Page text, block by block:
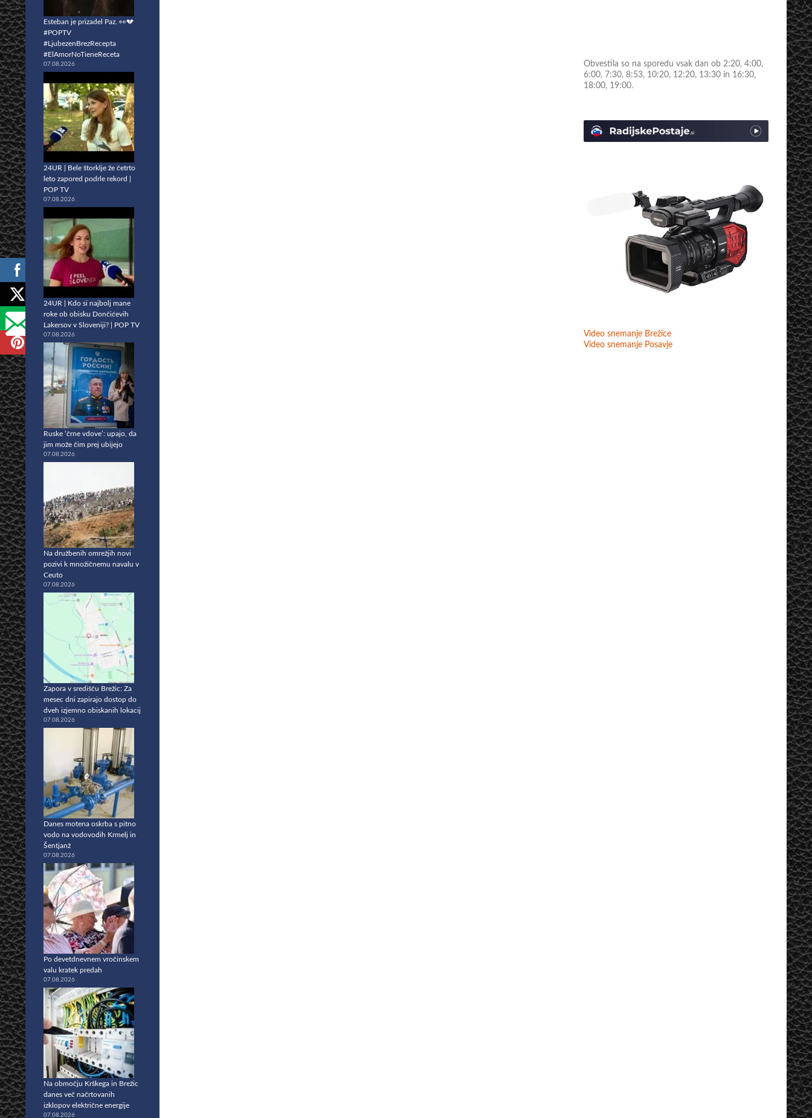
Obvestila so na sporedu vsak dan ob 2:20, 4:00,
6:00, 7:30, 8:53, 10:20, 12:20, 13:30 in 16:30,
18:00, 19:00.
Video snemanje Brežice
Video snemanje Posavje
Esteban je prizadel Paz. 👀💔
#POPTV
#LjubezenBrezRecepta
#ElAmorNoTieneReceta
07.08.2026
24UR | Bele štorklje že četrto
leto zapored podrle rekord |
POP TV
07.08.2026
24UR | Kdo si najbolj mane
roke ob obisku Dončićevih
Lakersov v Sloveniji? | POP TV
07.08.2026
Ruske ‘črne vdove’: upajo, da
jim može čim prej ubijejo
07.08.2026
Na družbenih omrežjih novi
pozivi k množičnemu navalu v
Ceuto
07.08.2026
Zapora v središču Brežic: Za
mesec dni zapirajo dostop do
dveh izjemno obiskanih lokacij
07.08.2026
Danes motena oskrba s pitno
vodo na vodovodih Krmelj in
Šentjanž
07.08.2026
Po devetdnevnem vročinskem
valu kratek predah
07.08.2026
Na območju Krškega in Brežic
danes več načrtovanih
izklopov električne energije
07.08.2026